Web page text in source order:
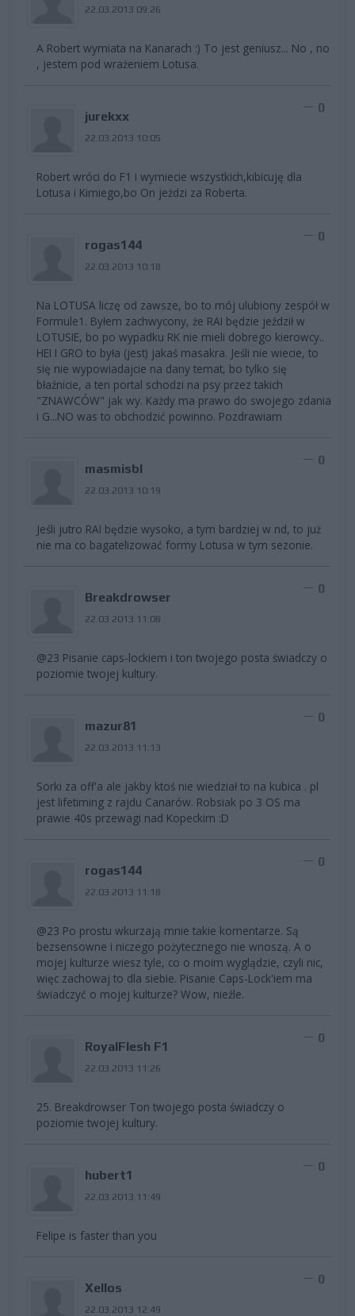
22.03.2013 09:26
A Robert wymiata na Kanarach :) To jest geniusz... No , no
, jestem pod wrażeniem Lotusa.
jurekxx
22.03.2013 10:05
0
Robert wróci do F1 i wymiecie wszystkich,kibicuję dla
Lotusa i Kimiego,bo On jeżdzi za Roberta.
rogas144
22.03.2013 10:18
0
Na LOTUSA liczę od zawsze, bo to mój ulubiony zespół w
Formule1. Byłem zachwycony, że RAI będzie jeździł w
LOTUSIE, bo po wypadku RK nie mieli dobrego kierowcy..
HEI I GRO to była (jest) jakaś masakra. Jeśli nie wiecie, to
się nie wypowiadajcie na dany temat, bo tylko się
błaźnicie, a ten portal schodzi na psy przez takich
"ZNAWCÓW" jak wy. Każdy ma prawo do swojego zdania
i G...NO was to obchodzić powinno. Pozdrawiam
masmisbl
22.03.2013 10:19
0
Jeśli jutro RAI będzie wysoko, a tym bardziej w nd, to już
nie ma co bagatelizować formy Lotusa w tym sezonie.
Breakdrowser
22.03.2013 11:08
0
@23 Pisanie caps-lockiem i ton twojego posta świadczy o
poziomie twojej kultury.
mazur81
22.03.2013 11:13
0
Sorki za off'a ale jakby ktoś nie wiedział to na kubica . pl
jest lifetiming z rajdu Canarów. Robsiak po 3 OS ma
prawie 40s przewagi nad Kopeckim :D
rogas144
22.03.2013 11:18
0
@23 Po prostu wkurzają mnie takie komentarze. Są
bezsensowne i niczego pożytecznego nie wnoszą. A o
mojej kulturze wiesz tyle, co o moim wyglądzie, czyli nic,
więc zachowaj to dla siebie. Pisanie Caps-Lock'iem ma
świadczyć o mojej kulturze? Wow, nieźle.
RoyalFlesh F1
22.03.2013 11:26
0
25. Breakdrowser Ton twojego posta świadczy o
poziomie twojej kultury.
hubert1
22.03.2013 11:49
0
Felipe is faster than you
Xellos
22.03.2013 12:49
0